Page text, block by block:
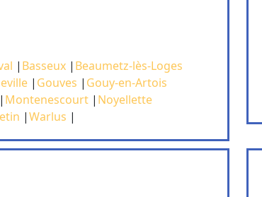
| Basseux | Beaumetz-lès-Loges
| Gouves | Gouy-en-Artois
| Montenescourt | Noyellette
|Warlus |